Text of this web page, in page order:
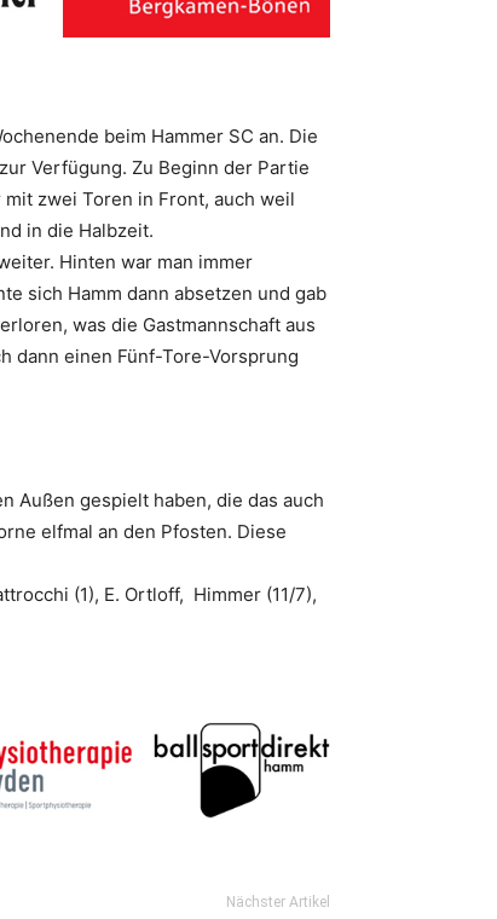
beim Hammer SC an. Die
Verfügung. Zu Beginn der Partie
zwei Toren in Front, auch weil
in die Halbzeit.
Hinten war man immer
sich Hamm dann absetzen und gab
was die Gastmannschaft aus
dann einen Fünf-Tore-Vorsprung
Außen gespielt haben, die das auch
elfmal an den Pfosten. Diese
(1), E. Ortloff, Himmer (11/7),
Nächster Artikel